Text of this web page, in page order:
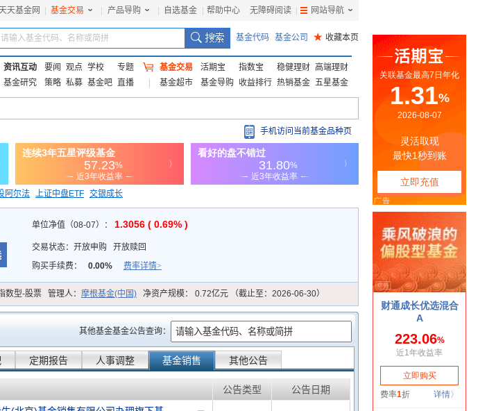
天基金网 基金交易 产品导购 自选基金 帮助中心 无障碍阅读 网站导航
请输入基金代码、名称或简拼 基金代码 基金公司 ★ 收藏本页
资讯互动 要闻 观点 学校
专题
基金研究
策略 私募 基金吧 直播
基金交易 活期宝 指数宝 稳健理财 高端理财
基金超市
基金导购 收益排行 热销基金 五星基金
手机访问当前基金品种页
阿尔法 上证中盘ETF 交银成长
单位净值（08-07）： 1.3056 ( 0.69% )
交易状态： 开放申购
开放赎回
购买手续费：
0.00% 费率详情>
数型-股票 管理人： 摩根基金(中国) 净资产规模： 0.72亿元 （截止至：2026-06-30）
其他基金基金公告查询：
定期报告 人事调整 基金销售 其他公告
公告类型
公告日期